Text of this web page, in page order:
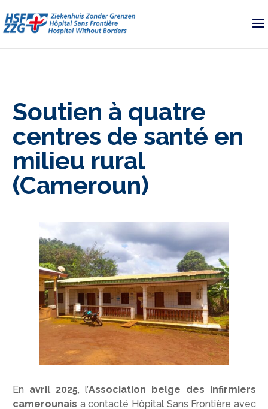
Soutien à quatre
centres de santé en
milieu rural
(Cameroun)
En avril 2025, l’Association belge des infirmiers
camerounais a contacté Hôpital Sans Frontière avec